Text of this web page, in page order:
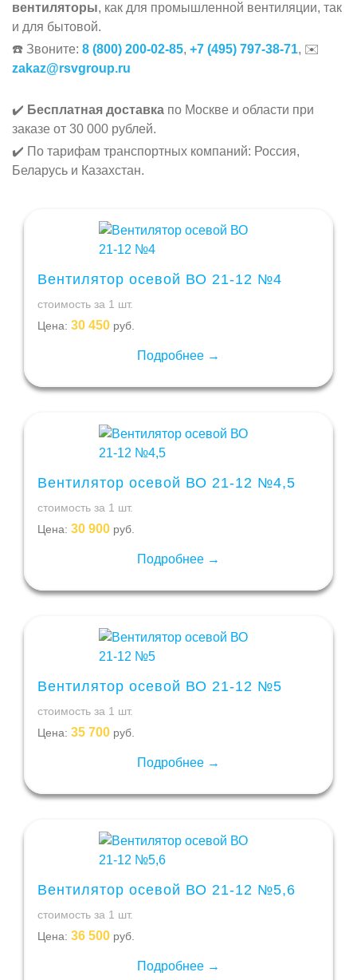
вентиляторы, как для промышленной вентиляции, так
и для бытовой.
☎️ Звоните: 8 (800) 200-02-85, +7 (495) 797-38-71, ✉️
zakaz@rsvgroup.ru
✔️ Бесплатная доставка по Москве и области при
заказе от 30 000 рублей.
✔️ По тарифам транспортных компаний: Россия,
Беларусь и Казахстан.
Вентилятор осевой ВО 21-12 №4
стоимость за 1 шт.
Цена: 30 450 руб.
Подробнее →
Вентилятор осевой ВО 21-12 №4,5
стоимость за 1 шт.
Цена: 30 900 руб.
Подробнее →
Вентилятор осевой ВО 21-12 №5
стоимость за 1 шт.
Цена: 35 700 руб.
Подробнее →
Вентилятор осевой ВО 21-12 №5,6
стоимость за 1 шт.
Цена: 36 500 руб.
Подробнее →